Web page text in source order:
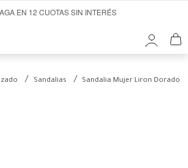
EN 12 CUOTAS SIN INTERÉS
Sandalias
Sandalia Mujer Liron Dorado